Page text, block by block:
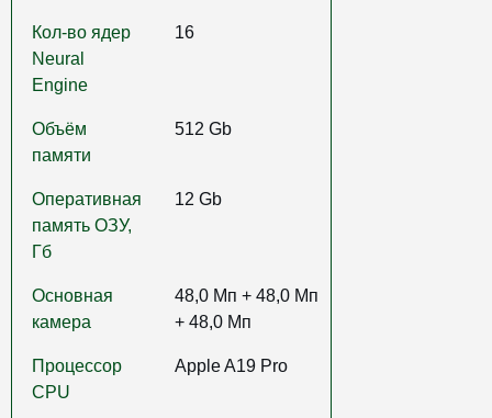
Кол-во ядер
Neural
Engine
16
Объём
памяти
512 Gb
Оперативная
память ОЗУ,
Гб
12 Gb
Основная
камера
48,0 Мп + 48,0 Мп
+ 48,0 Мп
Процессор
CPU
Apple A19 Pro